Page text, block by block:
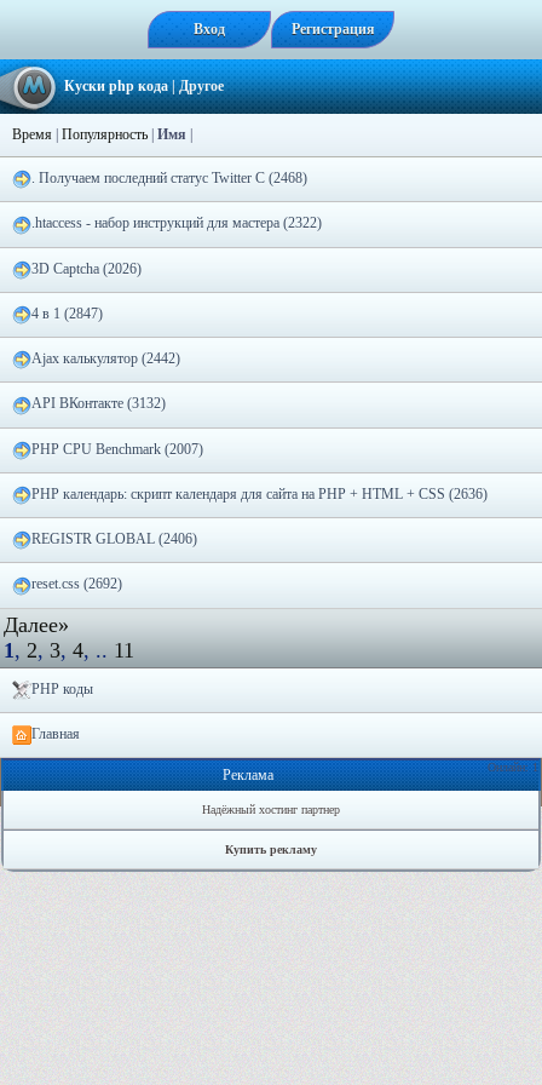
Вход Регистрация
Куски php кода| Другое
Время Популярность Имя
. Получаем последний статус Twitter С (2468)
.htaccess - набор инструкций для мастера (2322)
3D Captcha (2026)
4 в 1 (2847)
Ajax калькулятор (2442)
API ВКонтакте (3132)
PHP CPU Benchmark (2007)
PHP календарь: скрипт календаря для сайта на PHP + HTML + CSS (2636)
REGISTR GLOBAL (2406)
reset.css (2692)
Далее»
1 , 2, 3, 4, .. 11
PHP коды
Главная
Онлайн: 1
Реклама
Надёжный хостинг партнер
Купить рекламу